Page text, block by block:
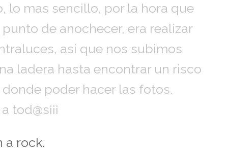
lo mas sencillo, por la hora que
punto de anochecer, era realizar
asi que nos subimos
ladera hasta encontrar un risco
poder hacer las fotos.
tod@s¡¡¡